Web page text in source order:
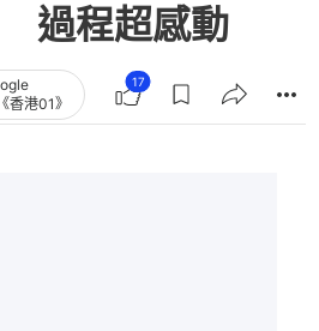
過程超感動
香港01》
17